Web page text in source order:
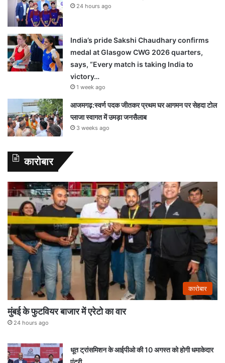
24 hours ago
India’s pride Sakshi Chaudhary confirms
medal at Glasgow CWG 2026 quarters,
says, “Every match is taking India to
victory…
1 week ago
आजमगढ़:स्वर्ण पदक जीतकर प्रथम घर आगमन पर सेहदा टोल
प्लाजा स्वागत में उमड़ा जनसैलाब
3 weeks ago
कारोबार
कारोबार
मुंबई के फुटवियर बाजार में एरेटो का वार
24 hours ago
धूत ट्रांसमिशन के आईपीओ की 10 अगस्त को होगी धमाकेदार